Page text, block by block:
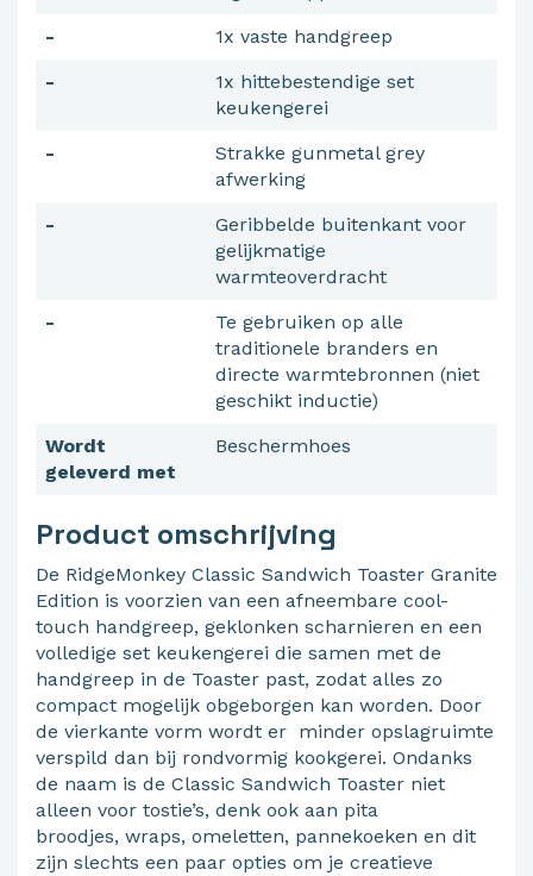
-
1x vaste handgreep
-
1x hittebestendige set
keukengerei
-
Strakke gunmetal grey
afwerking
-
Geribbelde buitenkant voor
gelijkmatige
warmteoverdracht
-
Te gebruiken op alle
traditionele branders en
directe warmtebronnen (niet
geschikt inductie)
Wordt
geleverd met
Beschermhoes
Product omschrijving
De RidgeMonkey Classic Sandwich Toaster Granite
Edition is voorzien van een afneembare cool-
touch handgreep, geklonken scharnieren en een
volledige set keukengerei die samen met de
handgreep in de Toaster past, zodat alles zo
compact mogelijk obgeborgen kan worden. Door
de vierkante vorm wordt er minder opslagruimte
verspild dan bij rondvormig kookgerei. Ondanks
de naam is de Classic Sandwich Toaster niet
alleen voor tostie’s, denk ook aan pita
broodjes, wraps, omeletten, pannekoeken en dit
zijn slechts een paar opties om je creatieve